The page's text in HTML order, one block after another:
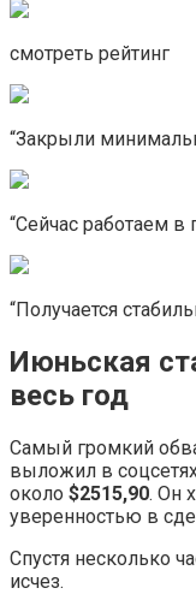
смотреть рейтинг
“Закрыли
“Сейчас работаем в
“Получается
Июньская
весь год
Самый громкий
выложил в
около $2515,90. Он
уверенностью в
Спустя несколько
исчез.